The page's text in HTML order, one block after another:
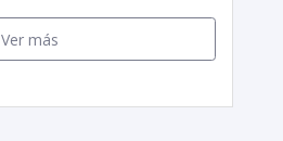
Ver más